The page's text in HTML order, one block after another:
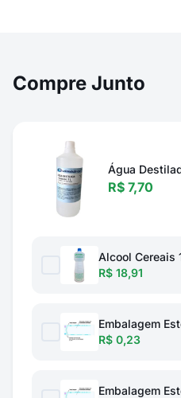
Compre Junto
Água
R$ 7,70
Alcool Cereais
R$ 18,91
Embalagem
R$ 0,23
Embalagem